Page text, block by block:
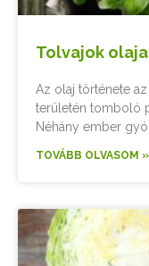
Tolvajok olaja
Az olaj története
területén tomboló
Néhány ember
TOVÁBB OLVASOM »